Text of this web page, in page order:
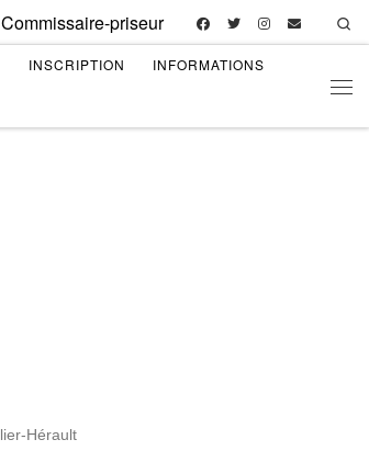
priseur
INSCRIPTION INFORMATIONS
Hérault